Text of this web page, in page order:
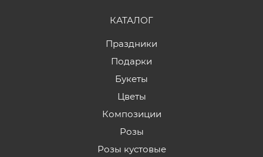
КАТАЛОГ
Праздники
Подарки
Букеты
Цветы
Композиции
Розы
Розы кустовые